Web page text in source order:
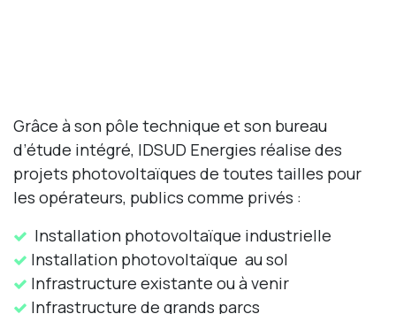
Grâce à son pôle technique et son bureau
d’étude intégré, IDSUD Energies réalise des
projets photovoltaïques de toutes tailles pour
les opérateurs, publics comme privés :
​ Installation photovoltaïque industrielle
Installation photovoltaïque au sol
Infrastructure existante ou à venir
Infrastructure de grands parcs